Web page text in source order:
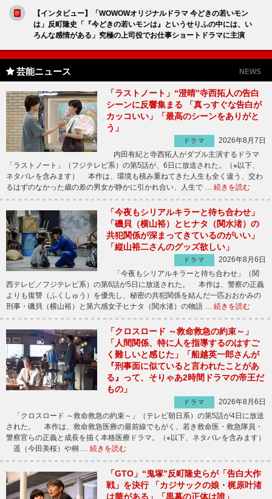
【インタビュー】「WOWOWオリジナルドラマ 今どきの若いモン
は」反町隆史「『今どきの若いモンは』というせりふの中には、い
ろんな感情がある」究極の上司役でお仕事ショートドラマに主演
芸能ニュース NEWS
「ラストノート」“澄晴”寺西拓人の告白
シーンに反響集まる 「真っすぐな告白が
カッコいい」「最高のシーンをありがと
う」
ドラマ
2026年8月7日
内田有紀と寺西拓人がダブル主演するドラマ
「ラストノート」（フジテレビ系）の第5話が、6日に放送された。（※以下、
ネタバレを含みます） 本作は、環境も積み重ねてきた人生も全く違う、交わ
るはずのなかった歳の差の男女が静かに引かれ合い、人生で … 続きを読む
「今夜もシリアルキラーと待ち合わせ」
「磯貝（横山裕）とヒナタ（関水渚）の
共犯関係が深まってきているのがいい」
「縦山裕二さんのグッズ欲しい」
ドラマ
2026年8月6日
「今夜もシリアルキラーと待ち合わせ」（関
西テレビ／フジテレビ系）の第6話が5日に放送された。 本作は、警察の正義
よりも復讐（ふくしゅう）を優先し、秘密の共犯関係を結んだ一匹おおかみの
刑事・磯貝（横山裕）と第六感女子ヒナタ（関水渚）の物語 … 続きを読む
「クロスロード ～救命救急の約束～」
「人間関係、特に人を指導するのはすご
く難しいと感じた」「船越英一郎さんが
『刑事面に似ていると言われたことがあ
る』って、そりゃあ2時間ドラマの帝王だ
もの」
ドラマ
2026年8月6日
「クロスロード ～救命救急の約束～」（テレビ朝日系）の第5話が4日に放送
された。 本作は、救命救急医療の最前線でもがく、若き救命医・救急隊員・
警察官らの正義と成長を描く本格医療ドラマ。（※以下、ネタバレを含みます）
遥（今田美桜）や桐 … 続きを読む
「GTO」“鬼塚”反町隆史らが「告白大作
戦」を決行 「カジサックの娘・梶原叶渚
は華がある」「黒幕の正体は誰」